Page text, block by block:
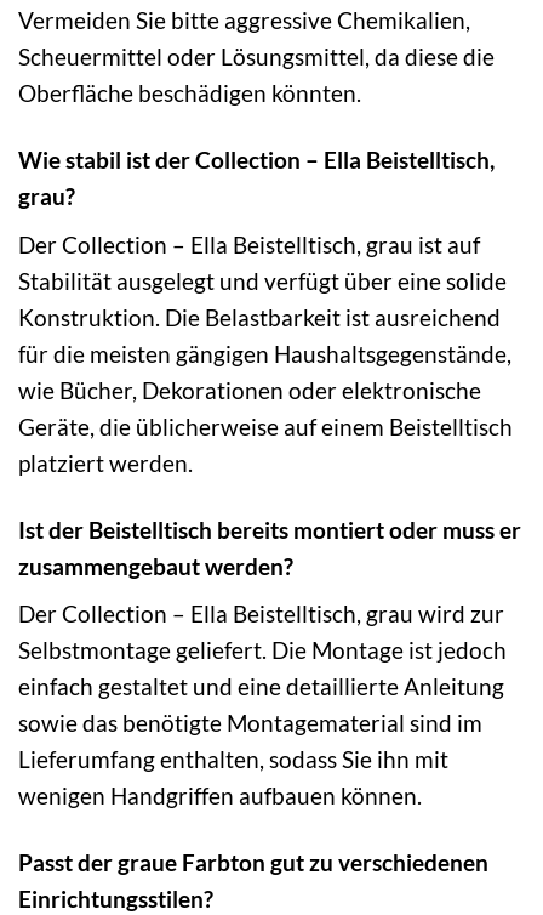
Vermeiden Sie bitte aggressive Chemikalien,
Scheuermittel oder Lösungsmittel, da diese die
Oberfläche beschädigen könnten.
Wie stabil ist der Collection – Ella Beistelltisch,
grau?
Der Collection – Ella Beistelltisch, grau ist auf
Stabilität ausgelegt und verfügt über eine solide
Konstruktion. Die Belastbarkeit ist ausreichend
für die meisten gängigen Haushaltsgegenstände,
wie Bücher, Dekorationen oder elektronische
Geräte, die üblicherweise auf einem Beistelltisch
platziert werden.
Ist der Beistelltisch bereits montiert oder muss er
zusammengebaut werden?
Der Collection – Ella Beistelltisch, grau wird zur
Selbstmontage geliefert. Die Montage ist jedoch
einfach gestaltet und eine detaillierte Anleitung
sowie das benötigte Montagematerial sind im
Lieferumfang enthalten, sodass Sie ihn mit
wenigen Handgriffen aufbauen können.
Passt der graue Farbton gut zu verschiedenen
Einrichtungsstilen?